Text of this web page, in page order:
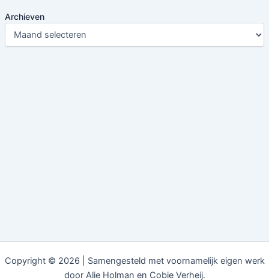
Archieven
Copyright © 2026 | Samengesteld met voornamelijk eigen werk
door Alie Holman en Cobie Verheij.